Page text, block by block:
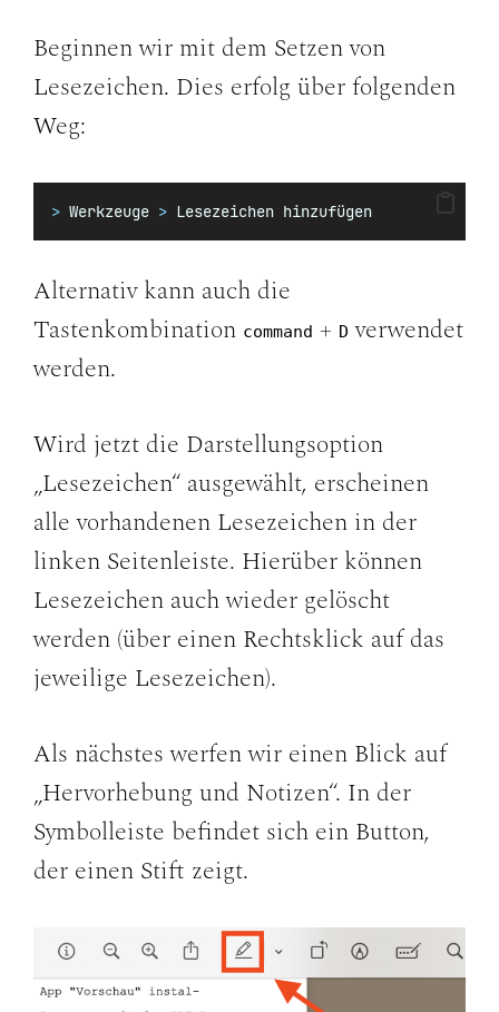
Beginnen wir mit dem Setzen von
Lesezeichen. Dies erfolg über folgenden
Weg:
> Werkzeuge > Lesezeichen hinzufügen
Alternativ kann auch die
Tastenkombination command + D verwendet
werden.
Wird jetzt die Darstellungsoption
„Lesezeichen“ ausgewählt, erscheinen
alle vorhandenen Lesezeichen in der
linken Seitenleiste. Hierüber können
Lesezeichen auch wieder gelöscht
werden (über einen Rechtsklick auf das
jeweilige Lesezeichen).
Als nächstes werfen wir einen Blick auf
„Hervorhebung und Notizen“. In der
Symbolleiste befindet sich ein Button,
der einen Stift zeigt.